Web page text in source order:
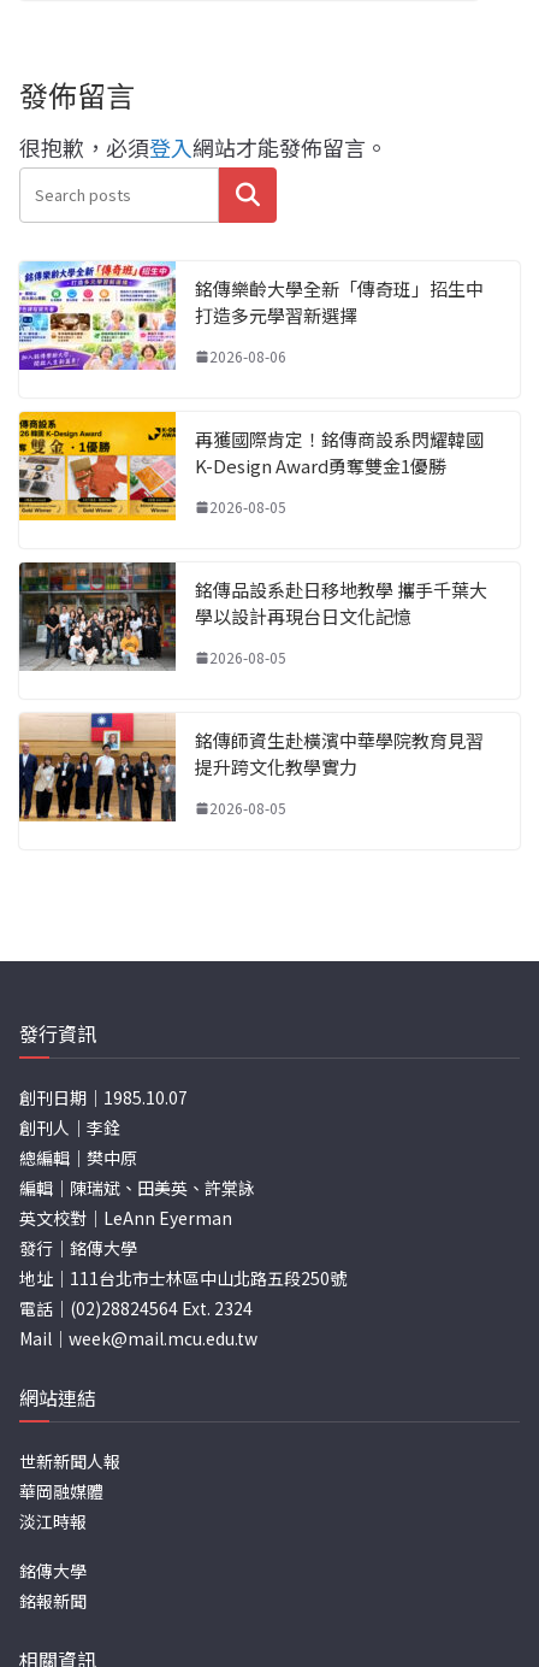
發佈留言
很抱歉，必須登入網站才能發佈留言。
搜尋
銘傳樂齡大學全新「傳奇班」招生中
打造多元學習新選擇
2026-08-06
再獲國際肯定！銘傳商設系閃耀韓國
K-Design Award勇奪雙金1優勝
2026-08-05
銘傳品設系赴日移地教學 攜手千葉大
學以設計再現台日文化記憶
2026-08-05
銘傳師資生赴橫濱中華學院教育見習
提升跨文化教學實力
2026-08-05
發行資訊
創刊日期｜1985.10.07
創刊人｜李銓
總編輯｜樊中原
編輯｜陳瑞斌、田美英、許棠詠
英文校對｜LeAnn Eyerman
發行｜銘傳大學
地址｜111台北市士林區中山北路五段250號
電話｜(02)28824564 Ext. 2324
Mail｜ week@mail.mcu.edu.tw
網站連結
世新新聞人報
華岡融媒體
淡江時報
銘傳大學
銘報新聞
相關資訊